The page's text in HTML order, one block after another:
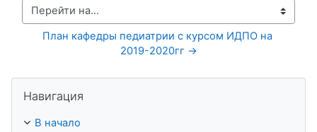
Перейти на...
План кафедры педиатрии с курсом ИДПО на
2019-2020гг →
Навигация
В начало